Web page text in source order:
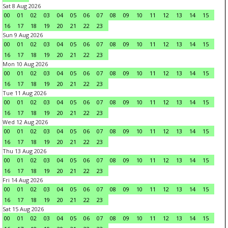
Sat 8 Aug 2026
00
01 02 03 04 05 06 07 08 09 10 11 12 13 14
15
16
17 18 19 20 21 22
23
Sun 9 Aug 2026
00
01 02 03 04 05 06 07 08 09 10 11 12 13 14
15
16
17 18 19 20 21 22
23
Mon 10 Aug 2026
00
01 02 03 04 05 06 07 08 09 10 11 12 13 14
15
16
17 18 19 20 21 22
23
Tue 11 Aug 2026
00
01 02 03 04 05 06 07 08 09 10 11 12 13 14
15
16
17 18 19 20 21 22
23
Wed 12 Aug 2026
00
01 02 03 04 05 06 07 08 09 10 11 12 13 14
15
16
17 18 19 20 21 22
23
Thu 13 Aug 2026
00
01 02 03 04 05 06 07 08 09 10 11 12 13 14
15
16
17 18 19 20 21 22
23
Fri 14 Aug 2026
00
01 02 03 04 05 06 07 08 09 10 11 12 13 14
15
16
17 18 19 20 21 22
23
Sat 15 Aug 2026
00
01 02 03 04 05 06 07 08 09 10 11 12 13 14
15